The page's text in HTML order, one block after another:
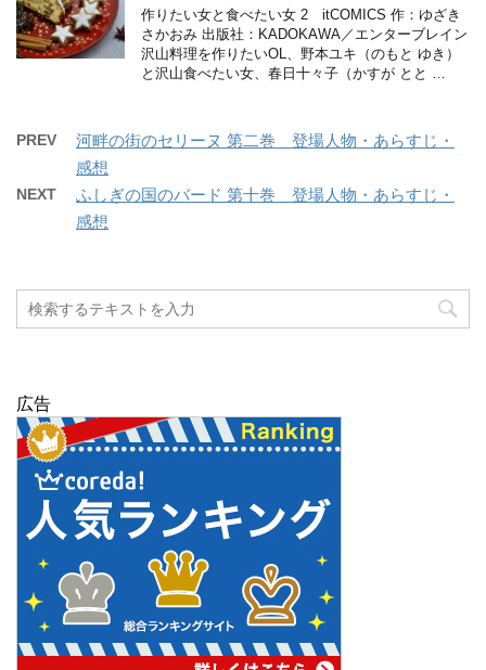
作りたい女と食べたい女 2 itCOMICS 作：ゆざき
さかおみ 出版社：KADOKAWA／エンターブレイン
沢山料理を作りたいOL、野本ユキ（のもと ゆき）
と沢山食べたい女、春日十々子（かすが とと …
PREV
河畔の街のセリーヌ 第二巻 登場人物・あらすじ・
感想
NEXT
ふしぎの国のバード 第十巻 登場人物・あらすじ・
感想
広告